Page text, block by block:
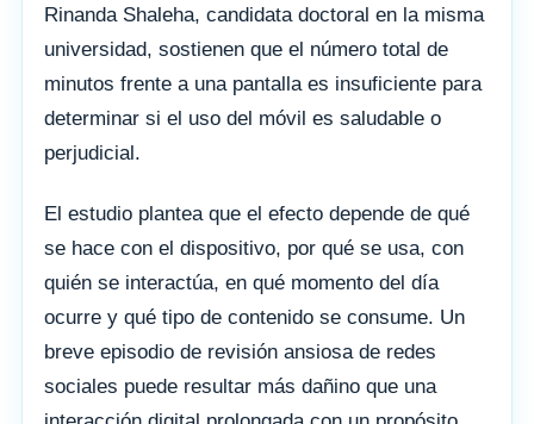
Rinanda Shaleha, candidata doctoral en la misma
universidad, sostienen que el número total de
minutos frente a una pantalla es insuficiente para
determinar si el uso del móvil es saludable o
perjudicial.
El estudio plantea que el efecto depende de qué
se hace con el dispositivo, por qué se usa, con
quién se interactúa, en qué momento del día
ocurre y qué tipo de contenido se consume. Un
breve episodio de revisión ansiosa de redes
sociales puede resultar más dañino que una